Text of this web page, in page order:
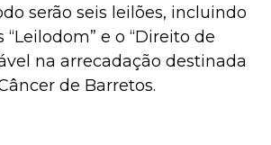
serão seis leilões, incluindo
e o “Direito de
na arrecadação destinada
de Barretos.